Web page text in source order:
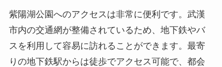
紫陽湖公園へのアクセスは非常に便利です。武漢
市内の交通網が整備されているため、地下鉄やバ
スを利用して容易に訪れることができます。最寄
りの地下鉄駅からは徒歩でアクセス可能で、都会